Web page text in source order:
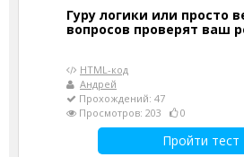
Гуру логики или просто
вопросов проверят ваш
HTML-код
Андрей
Прохождений: 47
Просмотров: 203
0
Пройти тест